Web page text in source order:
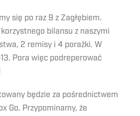
się po raz 9 z Zagłębiem.
bilansu z naszymi
2 remisy i 4 porażki. W
Pora więc podreperować
będzie za pośrednictwem
Go. Przypominamy, że